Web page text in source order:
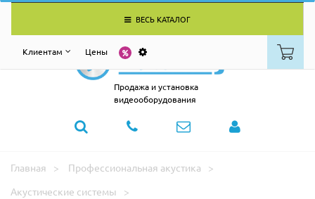
ВЕСЬ КАТАЛОГ
Клиентам Цены
Продажа и установка
видеооборудования
Главная
Профессиональная акустика
Акустические системы